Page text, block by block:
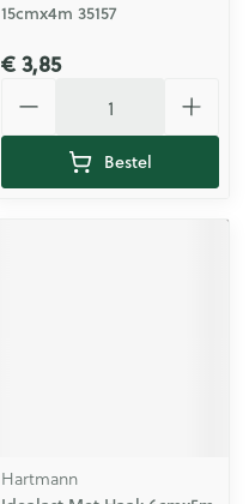
15cmx4m 35157
€ 3,85
Bestel
Hartmann